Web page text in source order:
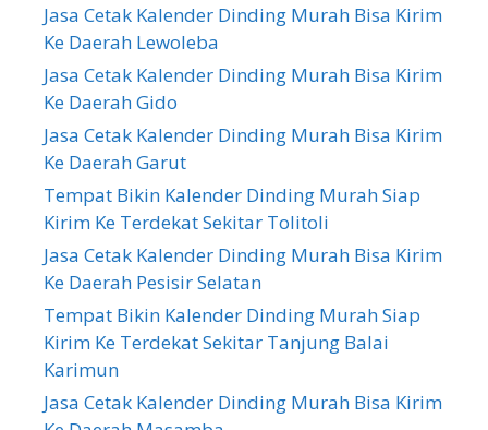
Jasa Cetak Kalender Dinding Murah Bisa Kirim
Ke Daerah Lewoleba
Jasa Cetak Kalender Dinding Murah Bisa Kirim
Ke Daerah Gido
Jasa Cetak Kalender Dinding Murah Bisa Kirim
Ke Daerah Garut
Tempat Bikin Kalender Dinding Murah Siap
Kirim Ke Terdekat Sekitar Tolitoli
Jasa Cetak Kalender Dinding Murah Bisa Kirim
Ke Daerah Pesisir Selatan
Tempat Bikin Kalender Dinding Murah Siap
Kirim Ke Terdekat Sekitar Tanjung Balai
Karimun
Jasa Cetak Kalender Dinding Murah Bisa Kirim